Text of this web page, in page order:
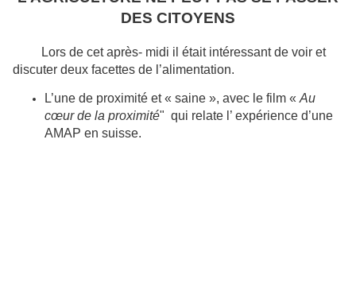
DES CITOYENS
Lors de cet après- midi il était intéressant de voir et
discuter deux facettes de l’alimentation.
L’une de proximité et « saine », avec le film « Au
cœur de la proximité" qui relate l’ expérience d’une
AMAP en suisse.